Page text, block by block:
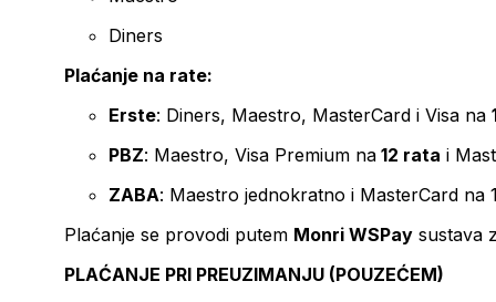
Diners
Plaćanje na rate:
Erste: Diners, Maestro, MasterCard i Visa na
PBZ: Maestro, Visa Premium na 12 rata i
ZABA: Maestro jednokratno i MasterCard na
Plaćanje se provodi putem Monri WSPay sustava
PLAĆANJE PRI PREUZIMANJU (POUZEĆEM)